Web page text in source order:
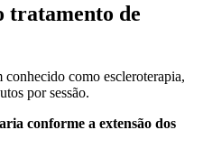
tratamento de
como escleroterapia,
por sessão.
conforme a extensão dos